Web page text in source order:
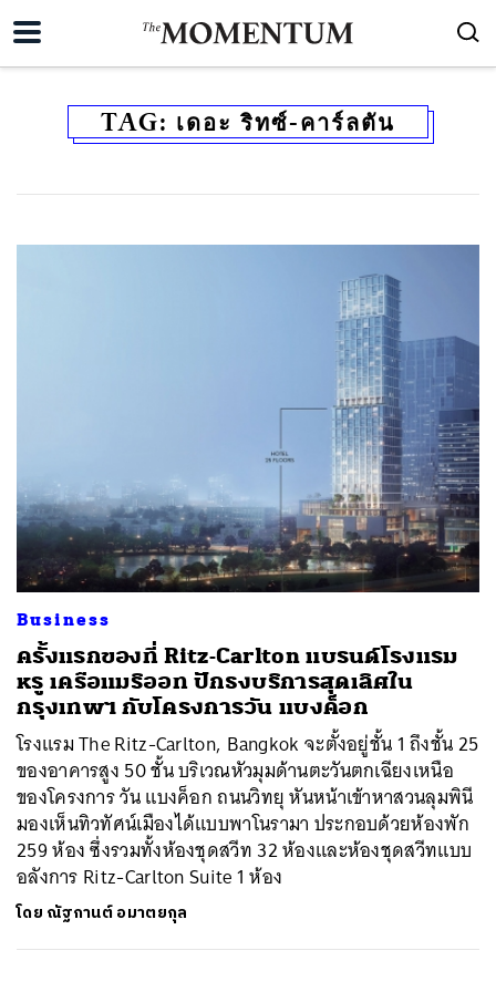
TAG: เดอะ ริทซ์-คาร์ลตัน
Business
ครั้งแรกของที่ Ritz-Carlton แบรนด์โรงแรม
หรู เครือแมริออท ปักธงบริการสุดเลิศใน
กรุงเทพฯ กับโครงการวัน แบงค็อก
โรงแรม The Ritz-Carlton, Bangkok จะตั้งอยู่ชั้น 1 ถึงชั้น 25
ของอาคารสูง 50 ชั้น บริเวณหัวมุมด้านตะวันตกเฉียงเหนือ
ของโครงการ วัน แบงค็อก ถนนวิทยุ หันหน้าเข้าหาสวนลุมพินี
มองเห็นทิวทัศน์เมืองได้แบบพาโนรามา ประกอบด้วยห้องพัก
259 ห้อง ซึ่งรวมทั้งห้องชุดสวีท 32 ห้องและห้องชุดสวีทแบบ
อลังการ Ritz-Carlton Suite 1 ห้อง
โดย ณัฐกานต์ อมาตยกุล
ค้นหา